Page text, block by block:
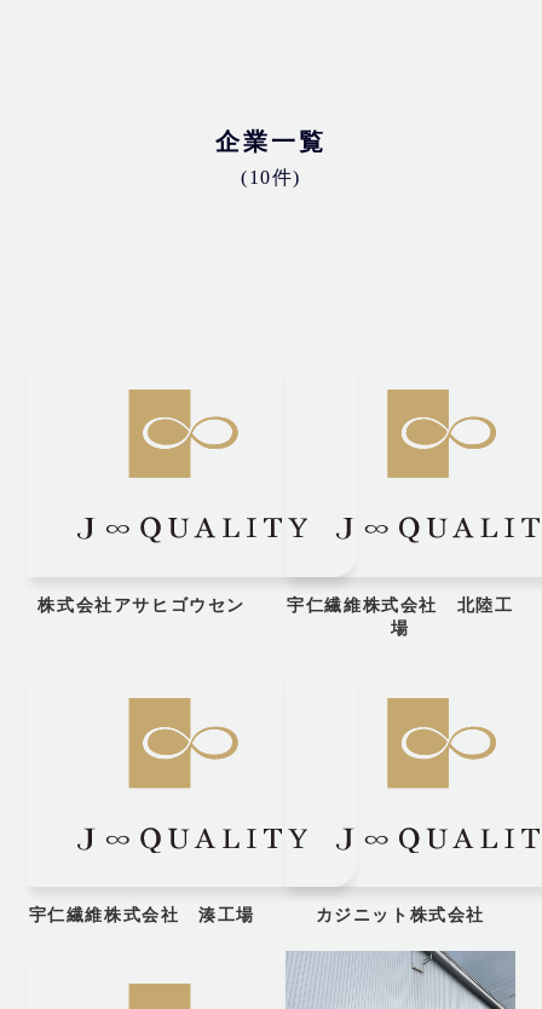
企業一覧
(10件)
株式会社アサヒゴウセン
宇仁繊維株式会社 北陸工
場
宇仁繊維株式会社 湊工場 カジニット株式会社